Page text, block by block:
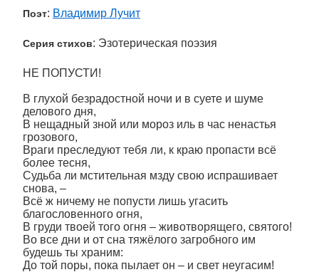
Поэт: Владимир Лучит
Серия стихов: Эзотерическая поэзия
НЕ ПОПУСТИ!
В глухой безрадостной ночи и в суете и шуме
делового дня,
В нещадный зной или мороз иль в час ненастья
грозового,
Враги преследуют тебя ли, к краю пропасти всё
более тесня,
Судьба ли мстительная мзду свою испрашивает
снова, –
Всё ж ничему не попусти лишь угасить
благословенного огня,
В груди твоей того огня – животворящего, святого!
Во все дни и от сна тяжёлого загробного им
будешь ты храним:
До той поры, пока пылает он – и свет неугасим!